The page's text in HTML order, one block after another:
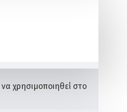
χρησιμοποιηθεί στο